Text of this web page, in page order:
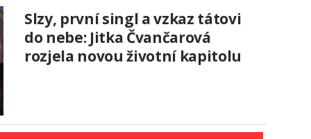
Slzy, první singl a vzkaz tátovi
do nebe: Jitka Čvančarová
rozjela novou životní kapitolu